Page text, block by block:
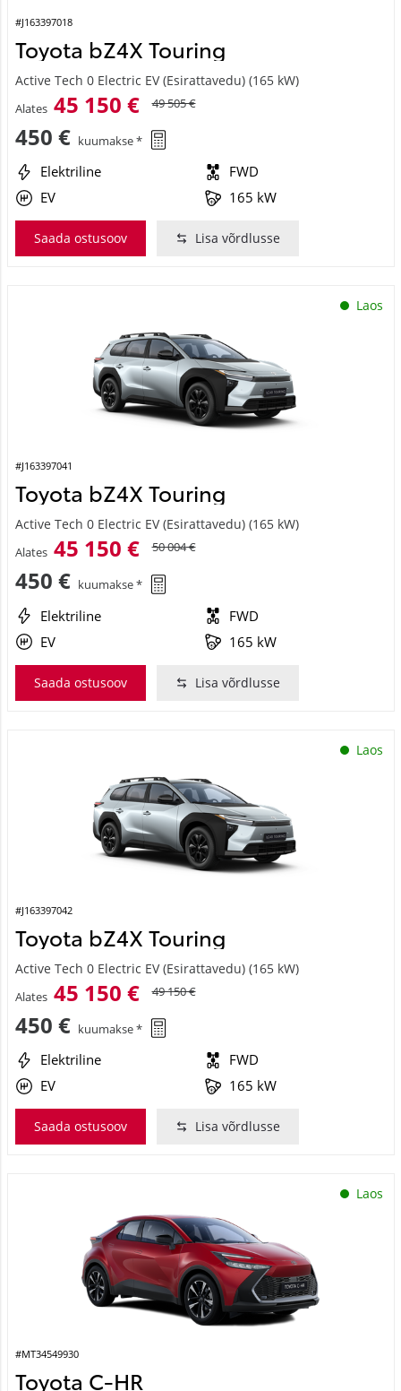
#J163397018
Toyota bZ4X Touring
Active Tech 0 Electric EV (Esirattavedu) (165 kW)
Alates 45 150 € 49 505 €
450 € kuumakse *
Elektriline
FWD
EV
165 kW
Saada ostusoov Lisa võrdlusse
Laos
#J163397041
Toyota bZ4X Touring
Active Tech 0 Electric EV (Esirattavedu) (165 kW)
Alates 45 150 € 50 004 €
450 € kuumakse *
Elektriline
FWD
EV
165 kW
Saada ostusoov Lisa võrdlusse
Laos
#J163397042
Toyota bZ4X Touring
Active Tech 0 Electric EV (Esirattavedu) (165 kW)
Alates 45 150 € 49 150 €
450 € kuumakse *
Elektriline
FWD
EV
165 kW
Saada ostusoov Lisa võrdlusse
Laos
#MT34549930
Toyota C-HR